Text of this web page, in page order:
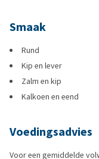
Smaak
Rund
Kip en lever
Zalm en kip
Kalkoen en eend
Voedingsadvies
Voor een gemiddelde